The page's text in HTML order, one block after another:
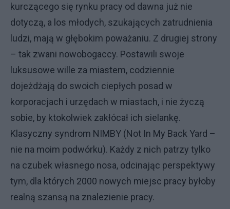
kurczącego się rynku pracy od dawna już nie
dotyczą, a los młodych, szukających zatrudnienia
ludzi, mają w głębokim poważaniu. Z drugiej strony
– tak zwani nowobogaccy. Postawili swoje
luksusowe wille za miastem, codziennie
dojeżdżają do swoich ciepłych posad w
korporacjach i urzędach w miastach, i nie życzą
sobie, by ktokolwiek zakłócał ich sielankę.
Klasyczny syndrom NIMBY (Not In My Back Yard –
nie na moim podwórku). Każdy z nich patrzy tylko
na czubek własnego nosa, odcinając perspektywy
tym, dla których 2000 nowych miejsc pracy byłoby
realną szansą na znalezienie pracy.